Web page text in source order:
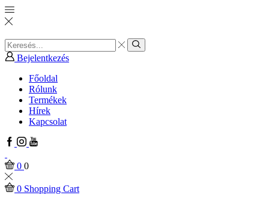
Search
input
Search
Bejelentkezés
Főoldal
Rólunk
Termékek
Hírek
Kapcsolat
Facebook
Instagram
Youtube
0 0
0 Shopping Cart